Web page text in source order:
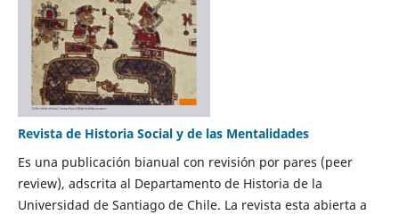
Revista de Historia Social y de las Mentalidades
Es una publicación bianual con revisión por pares (peer
review), adscrita al Departamento de Historia de la
Universidad de Santiago de Chile. La revista esta abierta a